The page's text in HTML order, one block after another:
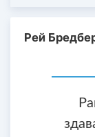
Рей